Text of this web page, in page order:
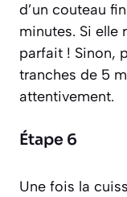
d’un couteau
minutes. Si elle
parfait ! Sinon,
tranches de 5
attentivement.
Étape 6
Une fois la